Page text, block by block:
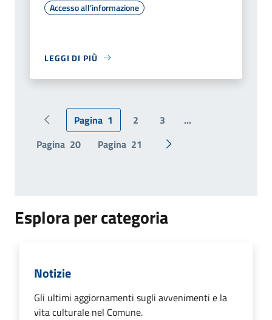
Accesso all'informazione
LEGGI DI PIÙ
Pagina precedente
Pagina 1 2 3
...
Pagina 20 Pagina 21 Pagina successiva
Esplora per categoria
Notizie
Gli ultimi aggiornamenti sugli avvenimenti e la
vita culturale nel Comune.